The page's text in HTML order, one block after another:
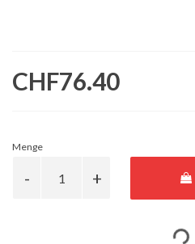
CHF76.40
Menge